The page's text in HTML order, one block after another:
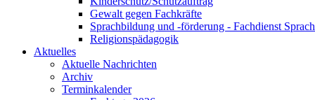
Gewalt gegen Fachkräfte
Sprachbildung und -förderung - Fachdienst
Religionspädagogik
Aktuelles
Aktuelle Nachrichten
Archiv
Terminkalender